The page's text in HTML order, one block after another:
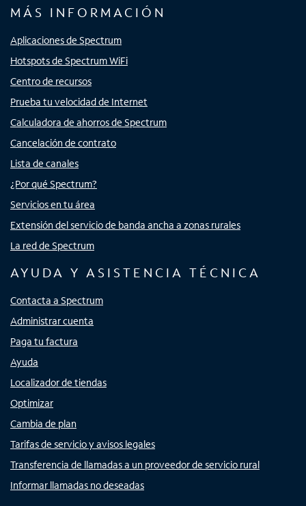
MÁS INFORMACIÓN
Aplicaciones de Spectrum
Hotspots de Spectrum WiFi
Centro de recursos
Prueba tu velocidad de Internet
Calculadora de ahorros de Spectrum
Cancelación de contrato
Lista de canales
¿Por qué Spectrum?
Servicios en tu área
Extensión del servicio de banda ancha a zonas rurales
La red de Spectrum
AYUDA Y ASISTENCIA TÉCNICA
Contacta a Spectrum
Administrar cuenta
Paga tu factura
Ayuda
Localizador de tiendas
Optimizar
Cambia de plan
Tarifas de servicio y avisos legales
Transferencia de llamadas a un proveedor de servicio rural
Informar llamadas no deseadas